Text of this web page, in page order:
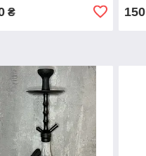
₴ 150